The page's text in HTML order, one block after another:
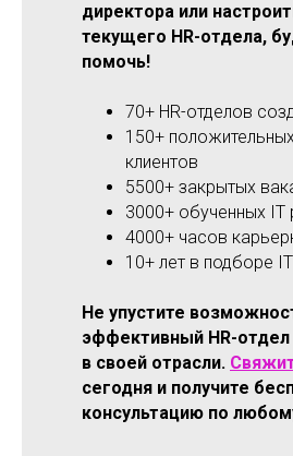
директора или
текущего HR-отдела,
помочь!
70+ HR-отделов
150+
клиентов
5500+ закрытых
3000+ обученных IT
4000+ часов
10+ лет в подборе
Не упустите
эффективный HR-отдел
в своей отрасли.
сегодня и получите
консультацию по